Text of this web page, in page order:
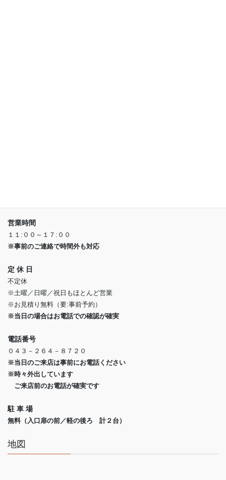
営業時間
１１:００～１７:００
※事前のご連絡で時間外も対応
定 休 日
不定休
※土曜／日曜／祝日もほとんど営業
※お見積り無料（要:事前予約）
※当日の場合はお電話での確認が確実
電話番号
０４３－２６４－８７２０
※当日のご来店は事前にお電話ください
※時々外出しています
ご来店前のお電話が確実です
駐 車 場
無料（入口扉の前／軽の後ろ 計２台）
地図